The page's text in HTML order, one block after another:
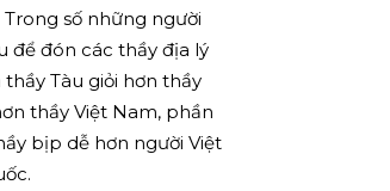
số những người
để đón các thầy địa lý
Tàu giỏi hơn thầy
thầy Việt Nam, phần
bịp dễ hơn người Việt